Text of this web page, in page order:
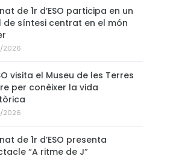
de 1r d’ESO participa en un
de síntesi centrat en el món
2026
visita el Museu de les Terres
per conèixer la vida
2026
de 1r d’ESO presenta
“A ritme de J”